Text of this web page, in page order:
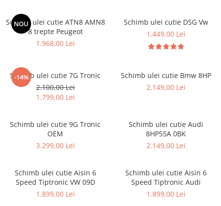
NOU
Schimb ulei cutie ATN8 AMN8
8 trepte Peugeot
1.968,00 Lei
Schimb ulei cutie DSG Vw
1.449,00 Lei
-14%
Schimb ulei cutie 7G Tronic
2.100,00 Lei
1.799,00 Lei
Schimb ulei cutie Bmw 8HP
2.149,00 Lei
Schimb ulei cutie 9G Tronic
OEM
3.299,00 Lei
Schimb ulei cutie Audi
8HP55A 0BK
2.149,00 Lei
Schimb ulei cutie Aisin 6
Speed Tiptronic VW 09D
1.899,00 Lei
Schimb ulei cutie Aisin 6
Speed Tiptronic Audi
1.899,00 Lei